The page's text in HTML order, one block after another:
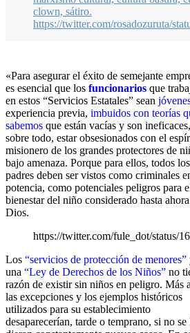
https://twitter.com/rosadozuruta/
«Para asegurar el éxito de semejante
es esencial que los funcionarios que
en estos “Servicios Estatales” sean
experiencia previa, imbuidos con teorías
sabemos que están vacías y son ineficaces,
sobre todo, estar obsesionados con el
misionero de los grandes protectores de
bajo amenaza. Porque para ellos, todos los
padres deben ser vistos como criminales
potencia, como potenciales peligros para
bienestar del niño considerado hasta
Dios.
https://twitter.com/fule_dot/status/
Los “servicios de protección de menores”
una “Ley de Derechos de los Niños” no
razón de existir sin niños en peligro. Más
las excepciones y los ejemplos históricos
utilizados para su establecimiento
desaparecerían, tarde o temprano, si no se